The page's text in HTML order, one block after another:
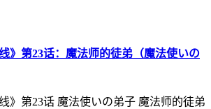
》第23话：魔法师的徒弟（魔法使いの
》第23话 魔法使いの弟子 魔法师的徒弟